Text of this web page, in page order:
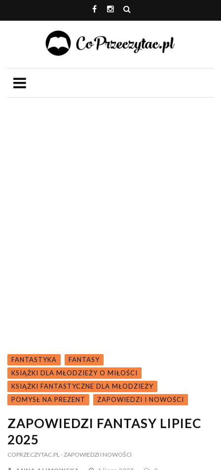
FANTASTYKA
FANTASY
KSIĄŻKI DLA MŁODZIEŻY O MIŁOŚCI
KSIĄŻKI FANTASTYCZNE DLA MŁODZIEŻY
POMYSŁ NA PREZENT
ZAPOWIEDZI I NOWOŚCI
ZAPOWIEDZI FANTASY LIPIEC
2025
COPRZECZYTAC.PL - ZAPOWIEDZI I NOWOŚCI